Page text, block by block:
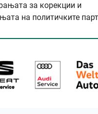
за корекции и
на политичките